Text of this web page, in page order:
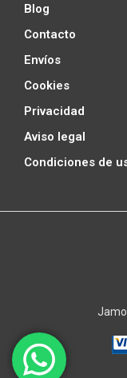
Blog
Contacto
Envíos
Cookies
Privacidad
Aviso legal
Condiciones de